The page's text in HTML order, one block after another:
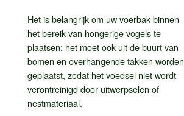
Het is belangrijk om uw voerbak binnen
het bereik van hongerige vogels te
plaatsen; het moet ook uit de buurt van
bomen en overhangende takken worden
geplaatst, zodat het voedsel niet wordt
verontreinigd door uitwerpselen of
nestmateriaal.